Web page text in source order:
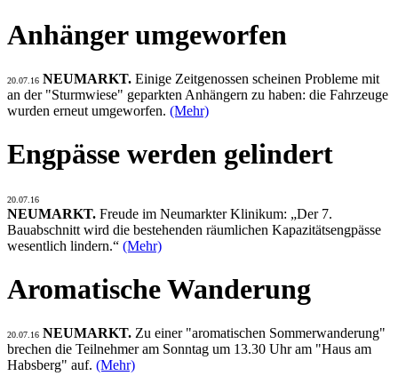
Anhänger umgeworfen
20.07.16 NEUMARKT. Einige Zeitgenossen scheinen Probleme mit
an der "Sturmwiese" geparkten Anhängern zu haben: die Fahrzeuge
wurden erneut umgeworfen. (Mehr)
Engpässe werden gelindert
20.07.16
NEUMARKT. Freude im Neumarkter Klinikum: „Der 7.
Bauabschnitt wird die bestehenden räumlichen Kapazitätsengpässe
wesentlich lindern.“ (Mehr)
Aromatische Wanderung
20.07.16 NEUMARKT. Zu einer "aromatischen Sommerwanderung"
brechen die Teilnehmer am Sonntag um 13.30 Uhr am "Haus am
Habsberg" auf. (Mehr)